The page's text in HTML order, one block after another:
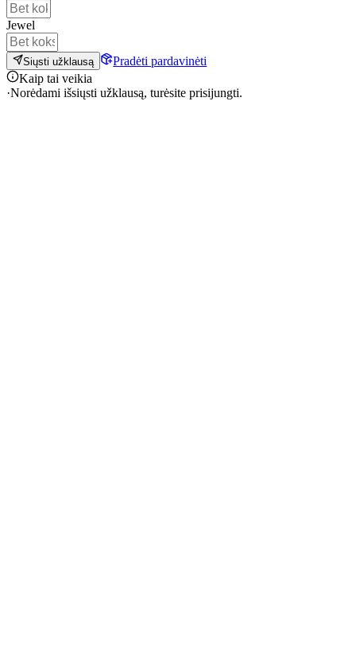
Jewel
Siųsti užklausą
Pradėti pardavinėti
Kaip tai veikia
·Norėdami išsiųsti užklausą, turėsite prisijungti.